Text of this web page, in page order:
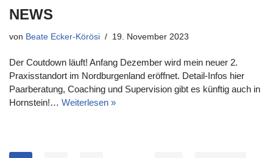
NEWS
von Beate Ecker-Körösi 19. November 2023
Der Coutdown läuft! Anfang Dezember wird mein neuer 2.
Praxisstandort im Nordburgenland eröffnet. Detail-Infos hier
Paarberatung, Coaching und Supervision gibt es künftig auch in
Hornstein!… Weiterlesen »